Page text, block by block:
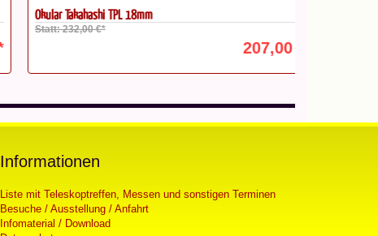
Okular Takahashi TPL 18mm
Statt: 232,00 €*
207,00 €*
Informationen
Liste mit Teleskoptreffen, Messen und sonstigen Terminen
Besuche / Ausstellung / Anfahrt
Infomaterial / Download